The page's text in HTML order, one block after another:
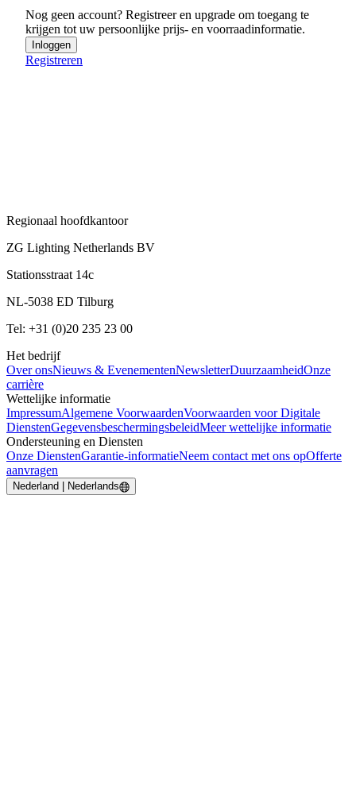
Nog geen account? Registreer en upgrade om toegang te
krijgen tot uw persoonlijke prijs- en voorraadinformatie.
Inloggen
Registreren
Regionaal hoofdkantoor
ZG Lighting Netherlands BV
Stationsstraat 14c
NL-5038 ED Tilburg
Tel: +31 (0)20 235 23 00
Het bedrijf
Over onsNieuws & EvenementenNewsletterDuurzaamheidOnze
carrière
Wettelijke informatie
ImpressumAlgemene VoorwaardenVoorwaarden voor Digitale
DienstenGegevensbeschermingsbeleidMeer wettelijke informatie
Ondersteuning en Diensten
Onze DienstenGarantie-informatieNeem contact met ons opOfferte
aanvragen
Nederland | Nederlands